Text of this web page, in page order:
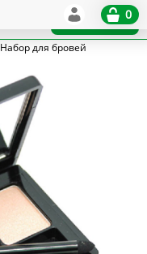
Установить
0
Набор для бровей